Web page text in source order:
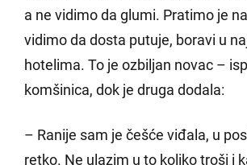
a ne vidimo da glumi. Pratimo je
vidimo da dosta putuje, boravi u
hotelima. To je ozbiljan novac –
komšinica, dok je druga dodala:
– Ranije sam je češće viđala, u
retko. Ne ulazim u to koliko troši i